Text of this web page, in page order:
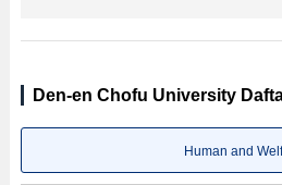
Den-en Chofu University
Human and